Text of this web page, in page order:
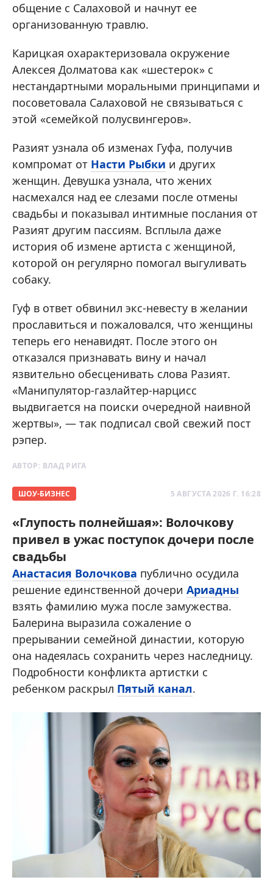
общение с Салаховой и начнут ее
организованную травлю.
Карицкая охарактеризовала окружение
Алексея Долматова как «шестерок» с
нестандартными моральными принципами и
посоветовала Салаховой не связываться с
этой «семейкой полусвингеров».
Разият узнала об изменах Гуфа, получив
компромат от Насти Рыбки и других
женщин. Девушка узнала, что жених
насмехался над ее слезами после отмены
свадьбы и показывал интимные послания от
Разият другим пассиям. Всплыла даже
история об измене артиста с женщиной,
которой он регулярно помогал выгуливать
собаку.
Гуф в ответ обвинил экс-невесту в желании
прославиться и пожаловался, что женщины
теперь его ненавидят. После этого он
отказался признавать вину и начал
язвительно обесценивать слова Разият.
«Манипулятор-газлайтер-нарцисс
выдвигается на поиски очередной наивной
жертвы», — так подписал свой свежий пост
рэпер.
АВТОР: ВЛАД РИГА
ШОУ-БИЗНЕС 5 АВГУСТА 2026 Г. 16:28
«Глупость полнейшая»: Волочкову
привел в ужас поступок дочери после
свадьбы
Анастасия Волочкова публично осудила
решение единственной дочери Ариадны
взять фамилию мужа после замужества.
Балерина выразила сожаление о
прерывании семейной династии, которую
она надеялась сохранить через наследницу.
Подробности конфликта артистки с
ребенком раскрыл Пятый канал.